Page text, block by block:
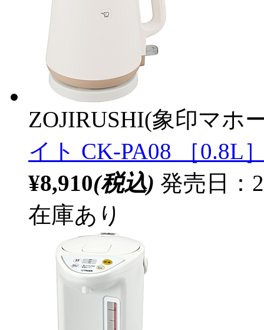
ZOJIRUSHI(象印マホ
イト CK-PA08 ［0.8L
¥8,910(税込) 発売日：
在庫あり